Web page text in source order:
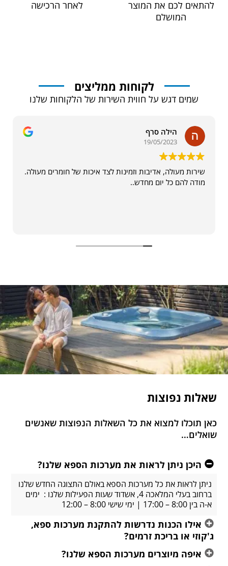
להתאים לכם את המוצר
המושלם
לאחר הרכישה
לקוחות ממליצים
שמים דגש על חווית השירות של הלקוחות שלנו
הילה סרף
19/05/2023
שירות מעולה, אדיבות וזמינות לצד איכות של חומרים מעולה.
מודה להם כל יום מחדש..
שאלות נפוצות
כאן תוכלו למצוא את כל השאלות הנפוצות שאנשים
שואלים…
היכן ניתן לראות את מערכות הספא שלנו?
ניתן לראות את כל מערכות הספא באולם התצוגה החדש שלנו
ברחוב בעלי המלאכה 4, אשדוד שעות הפעילות שלנו : ימים
א-ה בין 8:00 – 17:00 | ימי שישי 8:00 – 12:00
אילו הכנות נדרשות להתקנת מערכות ספא,
ג'קוזי או בריכת זרמים?
איפה מיוצרים מערכות הספא שלנו?